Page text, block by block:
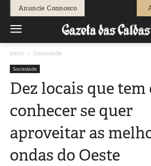
Anuncie Connosco
Início Sociedade
Sociedade
Dez locais que tem
conhecer se quer
aproveitar as
ondas do Oeste